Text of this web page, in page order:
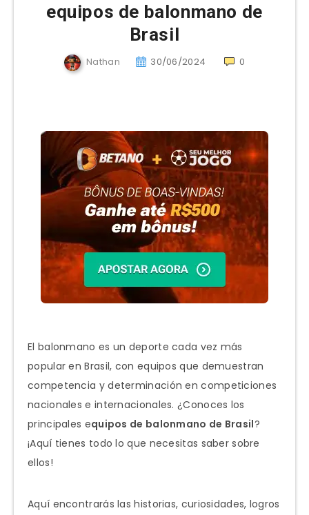
equipos de balonmano de
Brasil
Nathan 30/06/2024 0
El balonmano es un deporte cada vez más
popular en Brasil, con equipos que demuestran
competencia y determinación en competiciones
nacionales e internacionales. ¿Conoces los
principales equipos de balonmano de Brasil?
¡Aquí tienes todo lo que necesitas saber sobre
ellos!
Aquí encontrarás las historias, curiosidades, logros